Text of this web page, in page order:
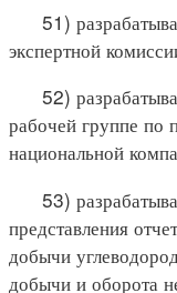
51)
экспертной
52)
рабочей группе по
национальной
53)
представления
добычи
добычи и оборота